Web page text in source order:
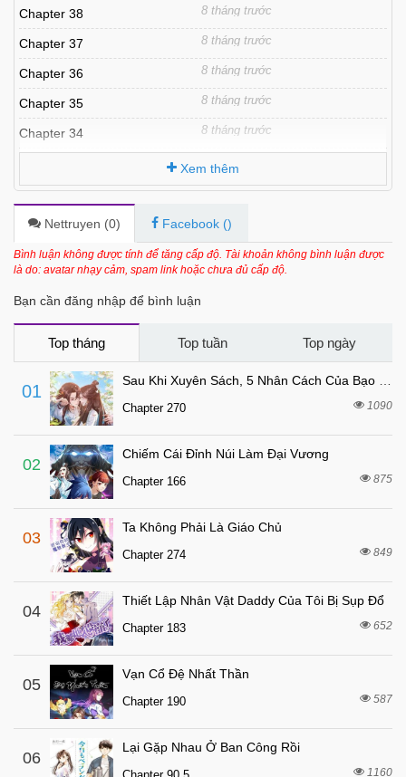
Chapter 38 8 tháng trước
Chapter 37 8 tháng trước
Chapter 36 8 tháng trước
Chapter 35 8 tháng trước
Chapter 34 8 tháng trước
Chapter 32 8 tháng trước
Chapter 31 8 tháng trước
Chapter 30 8 tháng trước
8 tháng trước
Chapter 27 8 tháng trước
Chapter 26
Chapter 25
Chapter 24
Chapter 23 8 tháng trước
Chapter 22
Chapter 21
Chapter 20
Chapter 19 8 tháng trước
Chapter 18 8 tháng trước
Chapter 17
Chapter 16 8 tháng trước
Chapter 15
Chapter 14 8 tháng trước
Chapter 13 8 tháng trước
Xem thêm
Nettruyen (0) Facebook ()
Bình luận không được tính để tăng cấp độ. Tài khoản không bình luận được
là do: avatar nhạy cảm, spam link hoặc chưa đủ cấp độ.
Bạn cần đăng nhập để bình luận
Top tháng Top tuần Top ngày
01
Chapter 270 1090
02
Chiếm Cái Đỉnh Núi Làm Đại Vương
Chapter 166 875
03
Ta Không Phải Là Giáo Chủ
Chapter 274 849
04
Thiết Lập Nhân Vật Daddy Của Tôi Bị Sụp Đổ
Chapter 183 652
05
Vạn Cổ Đệ Nhất Thần
Chapter 190 587
06
Lại Gặp Nhau Ở Ban Công Rồi
1160